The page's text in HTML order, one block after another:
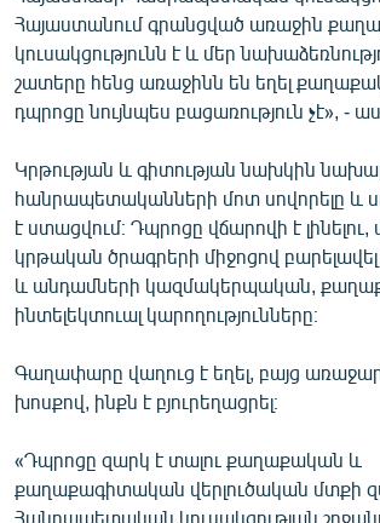
«Ազատության» բոլոր կայքերը
Հայաստանում գրանցված առաջին
կուսակցությունն է և մեր
շատերը հենց առաջինն են եղել
դպրոցը նույնպես բացառություն չէ», -
Կրթության և գիտության նախկին
հանրապետականների մոտ սովորելը և
է ստացվում։ Դպրոցը վճարովի է լինելու,
կրթական ծրագրերի միջոցով
և անդամների կազմակերպական,
ինտելեկտուալ կարողությունները։
Գաղափարը վաղուց է եղել, բայց
խոսքով, ինքն է բյուրեղացրել։
«Դպրոցը զարկ է տալու քաղաքական և
քաղաքագիտական վերլուծական մտքի
Հանրապետական կուսակցության